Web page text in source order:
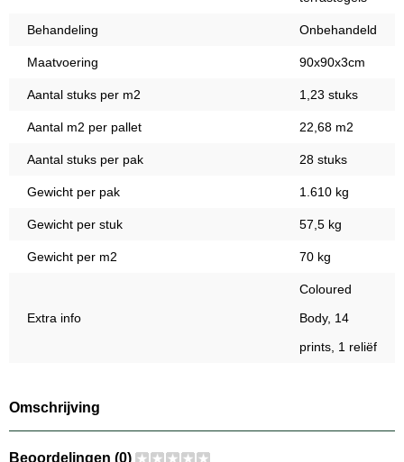
Behandeling Onbehandeld
Maatvoering 90x90x3cm
Aantal stuks per m2 1,23 stuks
Aantal m2 per pallet 22,68 m2
Aantal stuks per pak 28 stuks
Gewicht per pak 1.610 kg
Gewicht per stuk 57,5 kg
Gewicht per m2 70 kg
Extra info
Coloured
Body, 14
prints, 1 reliëf
Omschrijving
Beoordelingen (0)